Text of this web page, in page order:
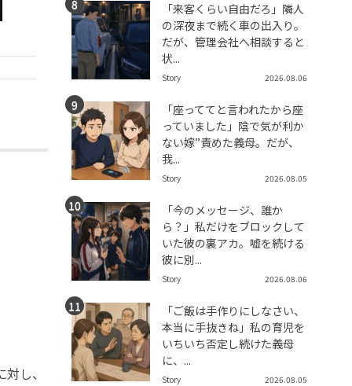
し、
「来客くらい自由だろ」隣人
の深夜まで続く車の出入り。
だが、管理会社へ相談すると
状...
Story 2026.08.06
「座っててと言われたから座
っていました」陰で気が利か
ない嫁”責めた義母。だが、
我...
Story 2026.08.05
「今のメッセージ、誰か
ら？」私だけをブロックして
いた彼の裏アカ。嘘を続ける
彼に別...
Story 2026.08.06
「ご飯は手作りにしなさい、
本当に手抜きね」私の育児を
いちいち否定し続けた義母
に、...
Story 2026.08.05